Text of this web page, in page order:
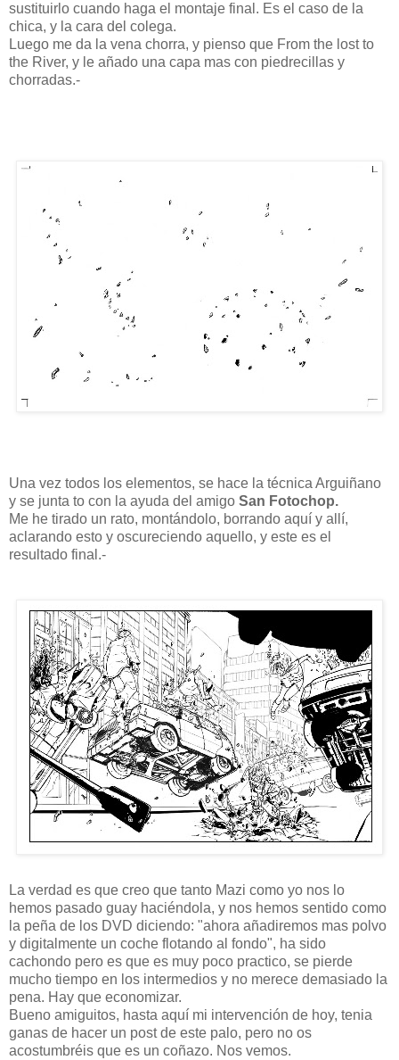
sustituirlo cuando haga el montaje final. Es el caso de la
chica, y la cara del colega.
Luego me da la vena chorra, y pienso que From the lost to
the River, y le añado una capa mas con piedrecillas y
chorradas.-
Una vez todos los elementos, se hace la técnica Arguiñano
y se junta to con la ayuda del amigo San Fotochop.
Me he tirado un rato, montándolo, borrando aquí y allí,
aclarando esto y oscureciendo aquello, y este es el
resultado final.-
La verdad es que creo que tanto Mazi como yo nos lo
hemos pasado guay haciéndola, y nos hemos sentido como
la peña de los DVD diciendo: "ahora añadiremos mas polvo
y digitalmente un coche flotando al fondo", ha sido
cachondo pero es que es muy poco practico, se pierde
mucho tiempo en los intermedios y no merece demasiado la
pena. Hay que economizar.
Bueno amiguitos, hasta aquí mi intervención de hoy, tenia
ganas de hacer un post de este palo, pero no os
acostumbréis que es un coñazo. Nos vemos.